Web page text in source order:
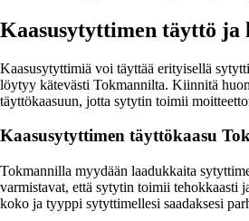
Kaasusytyttimen täyttö ja
Kaasusytyttimiä voi täyttää erityisellä
löytyy kätevästi Tokmannilta. Kiinnitä
täyttökaasuun, jotta sytytin toimii
Kaasusytyttimen täyttökaasu
Tokmannilla myydään laadukkaita
varmistavat, että sytytin toimii tehokkaasti
koko ja tyyppi sytyttimellesi saadaksesi